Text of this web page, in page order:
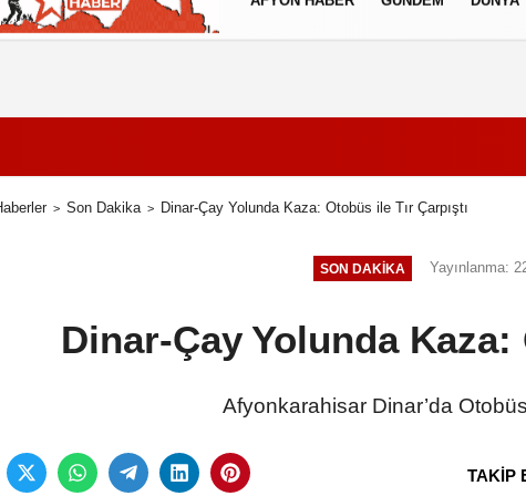
İletişim Çerez Politikası
Son Dakika Dinar-Çay Yolunda Kaza: Otobüs ile Tır Çarpıştı
SON DAKIKA Yayınlanma:
Dinar-Çay Yolunda Kaza:
Afyonkarahisar Dinar’da Otobüs
TAKİP